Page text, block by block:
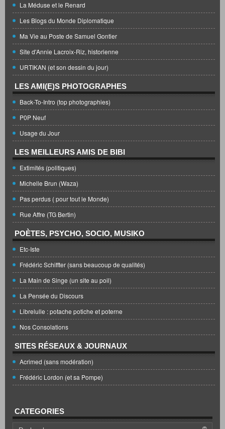
La Méduse et le Renard
Les Blogs du Monde Diplomatique
Ma Vie au Poste de Samuel Gontier
Site d'Annie Lacroix-Riz, historienne
URTIKAN (et son dessin du jour)
LES AMI(E)S PHOTOGRAPHES
Back-To-Intro (top photographies)
P0P Neuf
Usage du Jour
LES MEILLEURS AMIS DE BIBI
Extimités (politiques)
Michelle Brun (Waza)
Pas perdus ( pour tout le Monde)
Rue Affre (TG Bertin)
POÈTES, PSYCHO, SOCIO, MUSIKO
Etc-Iste
Frédéric Schiffter (sans beaucoup de qualités)
La Main de Singe (un site au poil)
La Pensée du Discours
Librelulle : potache potiche et poterne
Nos Consolations
SITES RÉSEAUX & JOURNAUX
Acrimed (sans modération)
Frédéric Lordon (et sa Pompe)
CATEGORIES